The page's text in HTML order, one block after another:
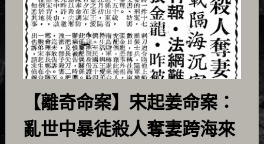
【離奇命案】宋起姜命案：
亂世中暴徒殺人奪妻跨海來